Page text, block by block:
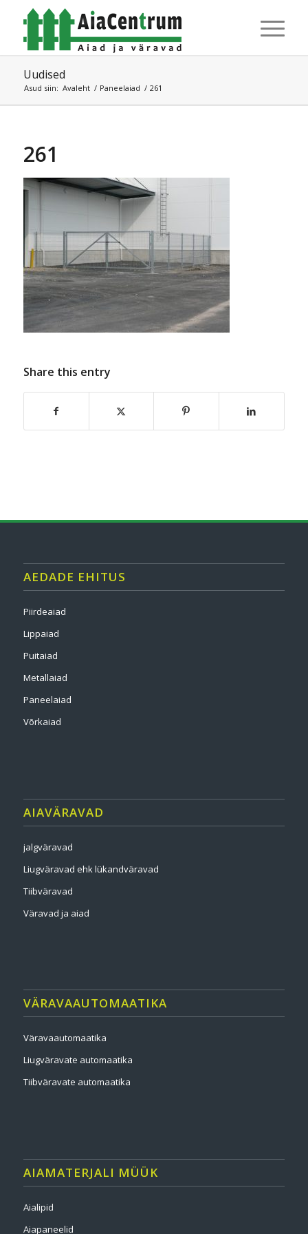
Uudised
Asud siin: Avaleht / Paneelaiad / 261
261
Share this entry
AEDADE EHITUS
Piirdeaiad
Lippaiad
Puitaiad
Metallaiad
Paneelaiad
Võrkaiad
AIAVÄRAVAD
jalgväravad
Liugväravad ehk lükandväravad
Tiibväravad
Väravad ja aiad
VÄRAVAAUTOMAATIKA
Väravaautomaatika
Liugväravate automaatika
Tiibväravate automaatika
AIAMATERJALI MÜÜK
Aialipid
Aiapaneelid